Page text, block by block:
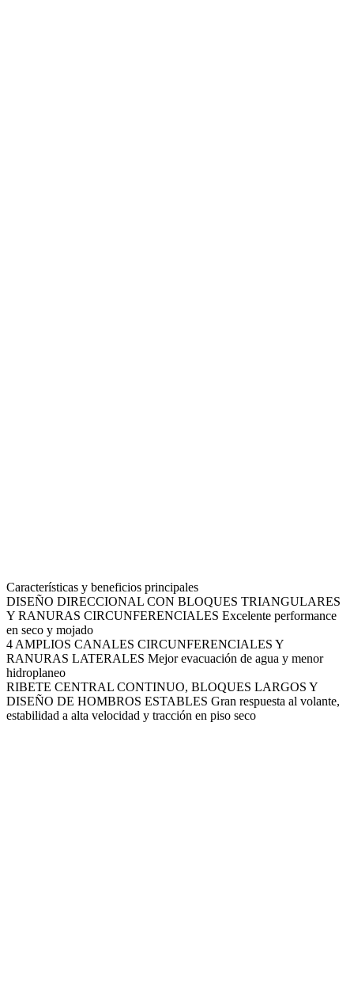
Características y beneficios principales
DISEÑO DIRECCIONAL CON BLOQUES TRIANGULARES
Y RANURAS CIRCUNFERENCIALES Excelente performance
en seco y mojado
4 AMPLIOS CANALES CIRCUNFERENCIALES Y
RANURAS LATERALES Mejor evacuación de agua y menor
hidroplaneo
RIBETE CENTRAL CONTINUO, BLOQUES LARGOS Y
DISEÑO DE HOMBROS ESTABLES Gran respuesta al volante,
estabilidad a alta velocidad y tracción en piso seco